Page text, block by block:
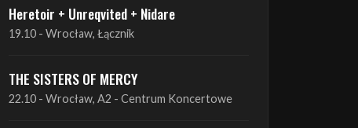
THE SISTERS OF MERCY
22.10 - Wrocław, A2 - Centrum Koncertowe
THE SISTERS OF MERCY
23.10 - Warszawa, Progresja